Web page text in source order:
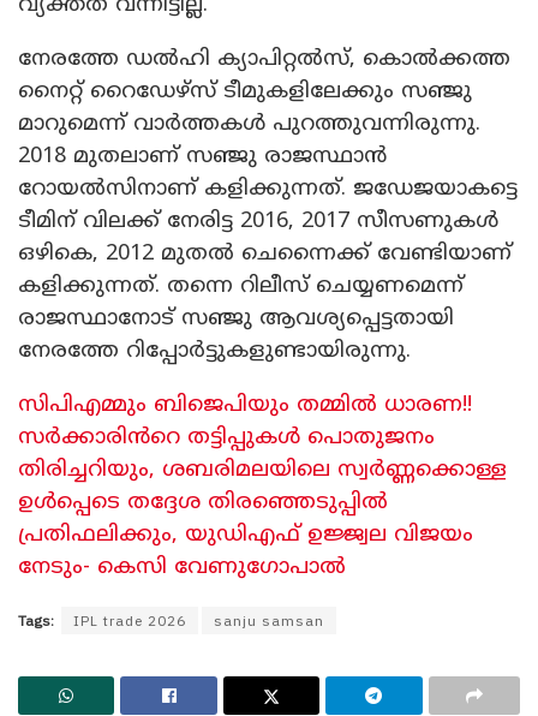
നേരത്തേ ഡൽഹി ക്യാപിറ്റൽസ്, കൊൽക്കത്ത
നൈറ്റ് റൈഡേഴ്‌സ് ടീമുകളിലേക്കും സഞ്ജു
മാറുമെന്ന് വാർത്തകൾ പുറത്തുവന്നിരുന്നു.
2018 മുതലാണ് സഞ്ജു രാജസ്ഥാൻ
റോയൽസിനാണ് കളിക്കുന്നത്. ജഡേജയാകട്ടെ
ടീമിന് വിലക്ക് നേരിട്ട 2016, 2017 സീസണുകൾ
ഒഴികെ, 2012 മുതൽ ചെന്നൈക്ക് വേണ്ടിയാണ്
കളിക്കുന്നത്. തന്നെ റിലീസ് ചെയ്യണമെന്ന്
രാജസ്ഥാനോട് സഞ്ജു ആവശ്യപ്പെട്ടതായി
നേരത്തേ റിപ്പോർട്ടുകളുണ്ടായിരുന്നു.
സിപിഎമ്മും ബിജെപിയും തമ്മിൽ ധാരണ!!
സർക്കാരിൻറെ തട്ടിപ്പുകൾ പൊതുജനം
തിരിച്ചറിയും, ശബരിമലയിലെ സ്വർണ്ണക്കൊള്ള
ഉൾപ്പെടെ തദ്ദേശ തിരഞ്ഞെടുപ്പിൽ
പ്രതിഫലിക്കും, യുഡിഎഫ് ഉജ്ജ്വല വിജയം
നേടും- കെസി വേണു​ഗോപാൽ
Tags: IPL trade 2026 sanju samsan